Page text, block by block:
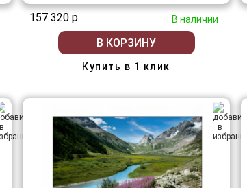
157 320 р. В наличии
В КОРЗИНУ
Купить в 1 клик